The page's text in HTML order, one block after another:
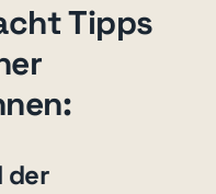
Tipps
der